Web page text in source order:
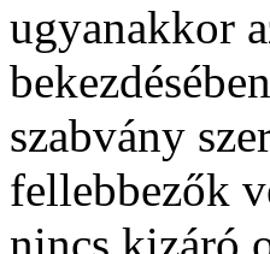
ugyanakkor
szabvány
fellebbezők